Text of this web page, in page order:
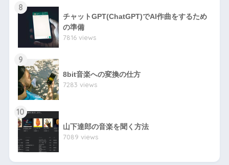
8
チャットGPT(ChatGPT)でAI作曲をするため
の準備
7816 views
9
8bit音楽への変換の仕方
7283 views
10
山下達郎の音楽を聞く方法
7089 views